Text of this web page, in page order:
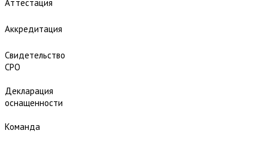
Аттестация
Аккредитация
Свидетельство
СРО
Декларация
оснащенности
Команда